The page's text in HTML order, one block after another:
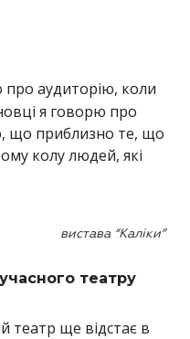
аудиторію, коли
я говорю про
що приблизно те, що
колу людей, які
вистава “Каліки”
театру
театр ще відстає в